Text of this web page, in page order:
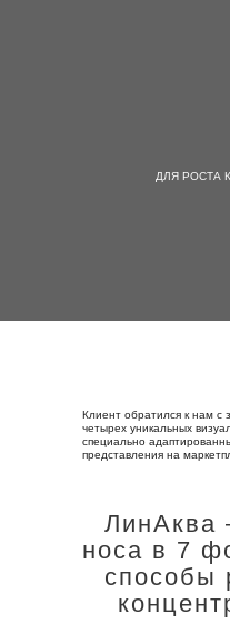
ДЛЯ РОСТА
Клиент обратился к нам с
четырех уникальных
специально
представления на
ЛинАква
носа в 7
способы